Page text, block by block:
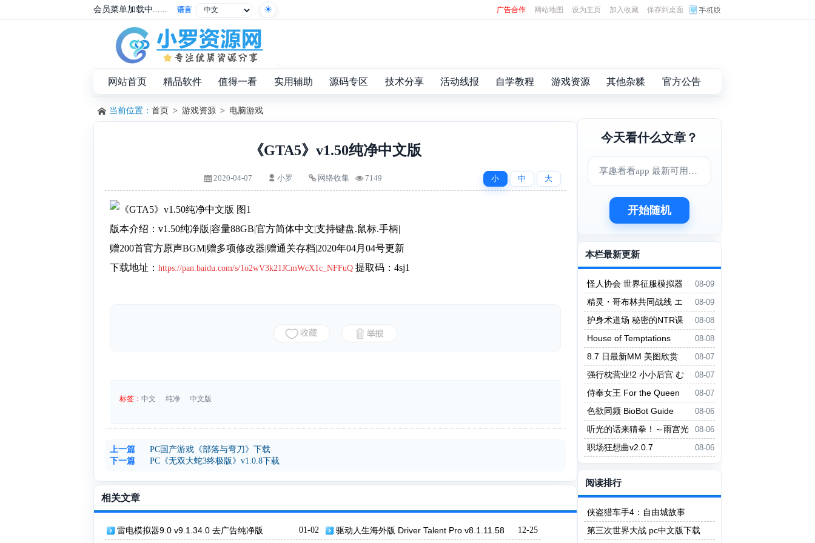
会员菜单加载中...... 语言 广告合作 网站地图 设为主页 加入收藏 保存到桌面
网站首页 精品软件 值得一看 实用辅助 源码专区 技术分享 活动线报 自学教程 游戏资源 其他杂糅 官方公告
当前位置： 首页 > 游戏资源 > 电脑游戏
《GTA5》v1.50纯净中文版
小 中 大
2020-04-07 小罗 网络收集 7149
版本介绍：v1.50纯净版|容量88GB|官方简体中文|支持键盘.鼠标.手柄|
赠200首官方原声BGM|赠多项修改器|赠通关存档|2020年04月04号更新
下载地址： https://pan.baidu.com/s/1o2wV3k21JCmWcX1c_NFFuQ 提取码：4sj1
标签： 中文 纯净 中文版
上一篇
PC国产游戏《部落与弯刀》下载
下一篇
PC《无双大蛇3终极版》v1.0.8下载
相关文章
01-02
雷电模拟器9.0 v9.1.34.0 去广告纯净版 12-25
驱动人生海外版 Driver Talent Pro v8.1.11.58
今天看什么文章？
享趣看看app 最新可用的影视软件
开始随机
本栏最新更新
08-09
怪人协会 世界征服模拟器
怪人協会 世界征服シミュレータ
ー
08-09
精灵・哥布林共同战线 エ
ルフ・ゴブリン統一戦線
08-08
护身术道场 秘密的NTR课
程 護身術道場 秘密のNTRレッス
ン
08-08
House of Temptations
08-07
8.7 日最新MM 美图欣赏
08-07
强行枕营业!2 小小后宫 む
りヤリ枕営業！2 ちっちゃなハー
レム
08-07
侍奉女王 For the Queen
08-06
色欲同频 BioBot Guide
08-06
听光的话来猜拳！～雨宫光
的深沉之爱～ ヒカリの言いなり
じゃんけん！～雨宮ヒカリの愛の
底～
08-06
职场狂想曲v2.0.7
阅读排行
侠盗猎车手4：自由城故事
第三次世界大战 pc中文版下载